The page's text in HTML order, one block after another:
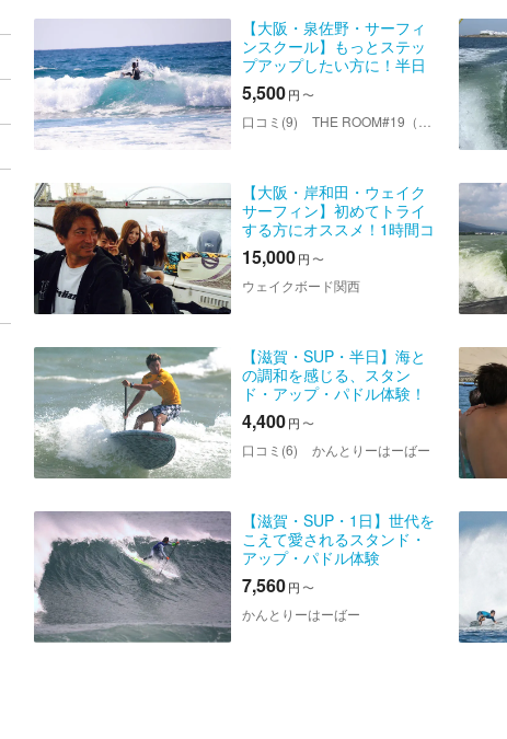
【大阪・泉佐野・サーフィ
ンスクール】もっとステッ
プアップしたい方に！半日
スクール
5,500円 〜
口コミ(9) THE ROOM#19（ザ ルームナンバーナインティーン）
【大阪・岸和田・ウェイク
サーフィン】初めてトライ
する方にオススメ！1時間コ
ース
15,000円 〜
ウェイクボード関西
【滋賀・SUP・半日】海と
の調和を感じる、スタン
ド・アップ・パドル体験！
4,400円 〜
口コミ(6) かんとりーはーばー
【滋賀・SUP・1日】世代を
こえて愛されるスタンド・
アップ・パドル体験
7,560円 〜
かんとりーはーばー